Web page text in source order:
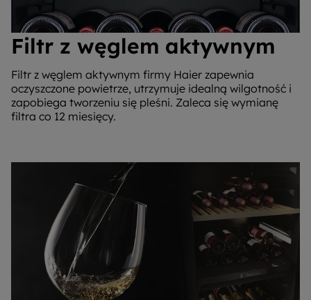
Filtr z węglem aktywnym
Filtr z węglem aktywnym firmy Haier zapewnia
oczyszczone powietrze, utrzymuje idealną wilgotność i
zapobiega tworzeniu się pleśni. Zaleca się wymianę
filtra co 12 miesięcy.